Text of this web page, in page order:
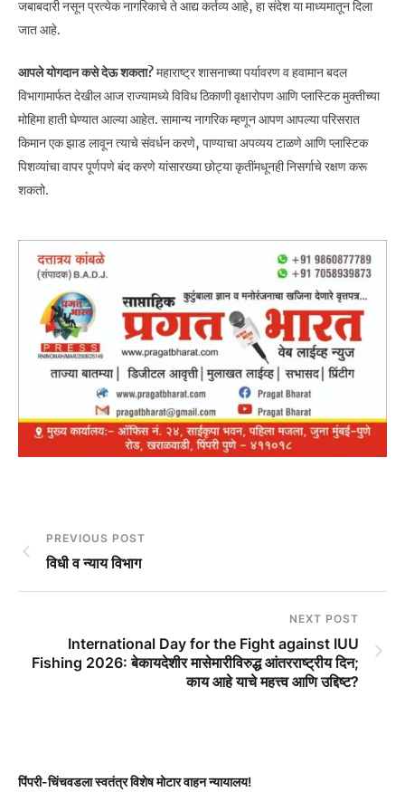
जबाबदारी नसून प्रत्येक नागरिकाचे ते आद्य कर्तव्य आहे, हा संदेश या माध्यमातून दिला
जात आहे.
आपले योगदान कसे देऊ शकता?महाराष्ट्र शासनाच्या पर्यावरण व हवामान बदल
विभागामार्फत देखील आज राज्यामध्ये विविध ठिकाणी वृक्षारोपण आणि प्लास्टिक मुक्तीच्या
मोहिमा हाती घेण्यात आल्या आहेत. सामान्य नागरिक म्हणून आपण आपल्या परिसरात
किमान एक झाड लावून त्याचे संवर्धन करणे, पाण्याचा अपव्यय टाळणे आणि प्लास्टिक
पिशव्यांचा वापर पूर्णपणे बंद करणे यांसारख्या छोट्या कृतींमधूनही निसर्गाचे रक्षण करू
शकतो.
PREVIOUS POST
विधी व न्याय विभाग
NEXT POST
International Day for the Fight against IUU
Fishing 2026: बेकायदेशीर मासेमारीविरुद्ध आंतरराष्ट्रीय दिन;
काय आहे याचे महत्त्व आणि उद्दिष्ट?
पिंपरी-चिंचवडला स्वतंत्र विशेष मोटार वाहन न्यायालय!